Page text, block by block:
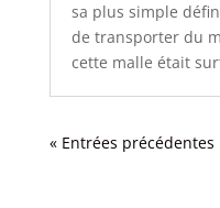
sa plus simple
de transporter du
cette malle était
« Entrées précédentes